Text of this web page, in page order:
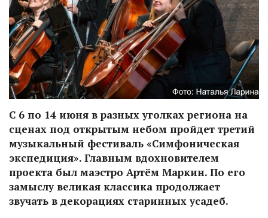
С 6 по 14 июня в разных уголках региона на
сценах под открытым небом пройдет третий
музыкальный фестиваль «Симфоническая
экспедиция». Главным вдохновителем
проекта был маэстро Артём Маркин. По его
замыслу великая классика продолжает
звучать в декорациях старинных усадеб.